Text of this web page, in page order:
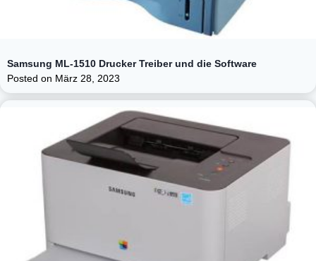
Samsung ML-1510 Drucker Treiber und die Software
Posted on März 28, 2023